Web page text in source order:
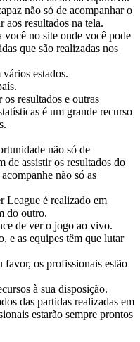
não só de acompanhar o
aos resultados na tela.
você no site onde você pode
que são realizadas nos
estados.
resultados e outras
é um grande recurso
não só de
de assistir os resultados do
não só as
League é realizado em
do outro.
de ver o jogo ao vivo.
e as equipes têm que lutar
favor, os profissionais estão
à sua disposição.
das partidas realizadas em
estarão sempre prontos